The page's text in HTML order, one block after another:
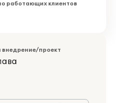
работающих клиентов
внедрение/проект